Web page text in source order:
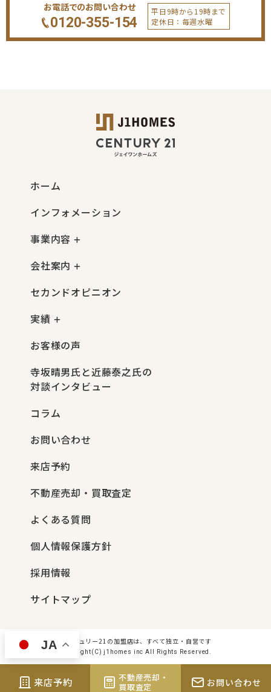
お電話でのお問い合わせ
0120-355-154
平日9時から19時まで
定休日：毎週水曜
ホーム
インフォメーション
事業内容
会社案内
セカンドオピニオン
実績
お客様の声
寺坂晴男氏と近藤泰之氏の
対談インタビュー
コラム
お問い合わせ
来店予約
不動産売却・買取査定
よくある質問
個人情報保護方針
採用情報
サイトマップ
センチュリー21の加盟店は、すべて独立・自営です
Copyright(C) j1homes inc All Rights Reserved.
来店予約
不動産売却・
買取査定
お問い合わせ
JA